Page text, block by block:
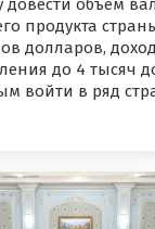
довести объем
продукта
долларов,
до 4 тысяч
войти в ряд